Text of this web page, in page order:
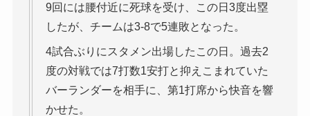
9回には腰付近に死球を受け、この日3度出塁
したが、チームは3-8で5連敗となった。
4試合ぶりにスタメン出場したこの日。過去2
度の対戦では7打数1安打と抑えこまれていた
バーランダーを相手に、第1打席から快音を響
かせた。